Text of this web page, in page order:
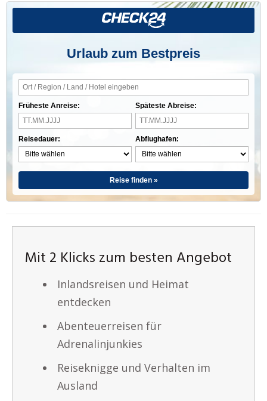
Urlaub zum Bestpreis
Früheste Anreise:
Reisedauer:
Späteste Abreise:
Abflughafen:
Reise finden »
Mit 2 Klicks zum besten Angebot
Inlandsreisen und Heimat
entdecken
Abenteuerreisen für
Adrenalinjunkies
Reiseknigge und Verhalten im
Ausland